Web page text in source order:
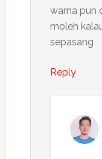
warna pun
moleh
sepasang
Reply